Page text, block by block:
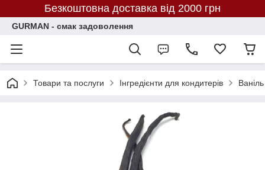
Безкоштовна доставка від 2000 грн
GURMAN - смак задоволення
Товари та послуги Інгредієнти для кондитерів